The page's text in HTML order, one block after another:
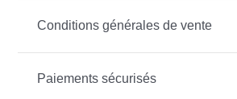
Conditions générales de vente
Paiements sécurisés